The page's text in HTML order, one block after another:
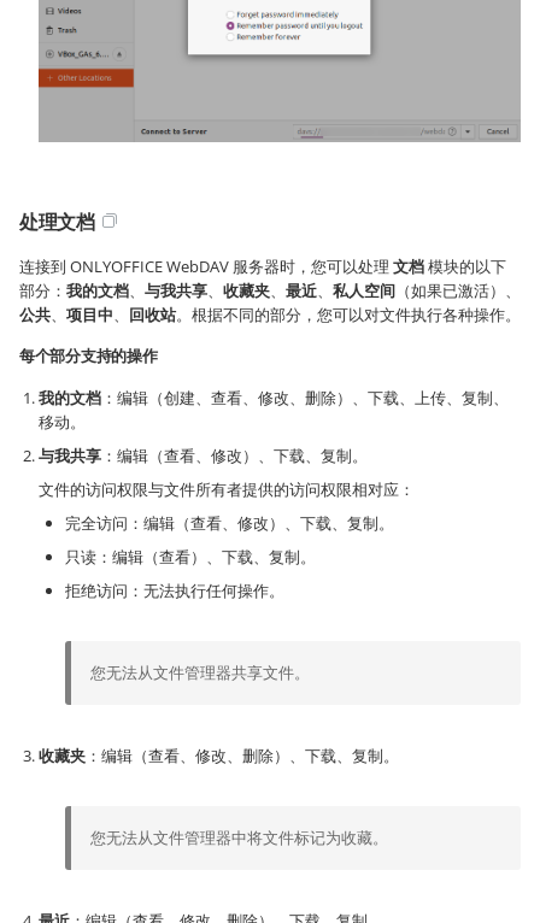
处理文档
连接到 ONLYOFFICE WebDAV 服务器时，您可以处理 文档模块的以下
部分： 我的文档 与我共享 收藏夹 最近 私人空间 （如果已激活）、
公共
项目中 回收站。根据不同的部分，您可以对文件执行各种操作。
每个部分支持的操作
我的文档 ：编辑（创建、查看、修改、删除）、下载、上传、复制、
移动。
与我共享 ：编辑（查看、修改）、下载、复制。
文件的访问权限与文件所有者提供的访问权限相对应：
完全访问：编辑（查看、修改）、下载、复制。
只读：编辑（查看）、下载、复制。
拒绝访问：无法执行任何操作。
您无法从文件管理器共享文件。
收藏夹 ：编辑（查看、修改、删除）、下载、复制。
您无法从文件管理器中将文件标记为收藏。